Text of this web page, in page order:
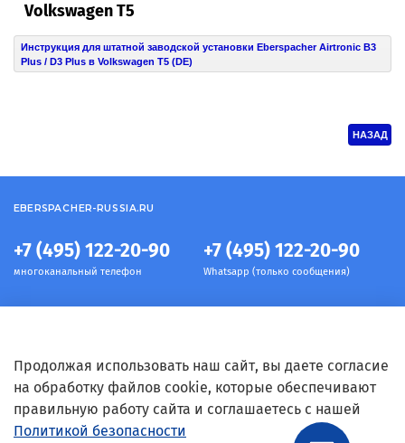
Volkswagen T5
Инструкция для штатной заводской установки Eberspacher Airtronic B3
Plus / D3 Plus в Volkswagen T5 (DE)
НАЗАД
Информация
Условия
+7 (495) 122-20-90
многоканальный телефон
+7 (495) 122-20-90
Whatsapp (только сообщения)
EBERSPACHER-RUSSIA.RU
Продолжая использовать наш сайт, вы даете согласие
на обработку файлов cookie, которые обеспечивают
правильную работу сайта и соглашаетесь с нашей
Политикой безопасности